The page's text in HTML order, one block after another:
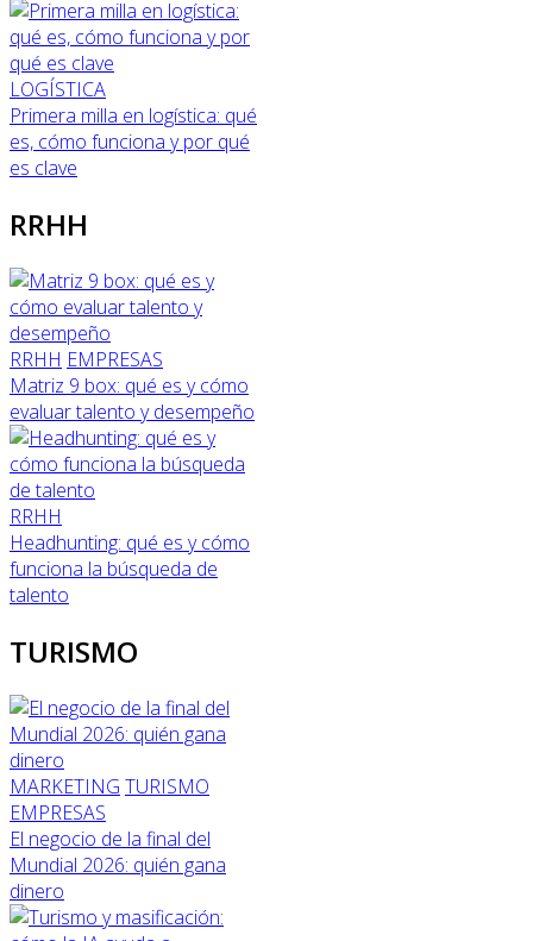
LOGÍSTICA
Primera milla en logística: qué
es, cómo funciona y por qué
es clave
RRHH
RRHH EMPRESAS
Matriz 9 box: qué es y cómo
evaluar talento y desempeño
RRHH
Headhunting: qué es y cómo
funciona la búsqueda de
talento
TURISMO
MARKETING TURISMO
EMPRESAS
El negocio de la final del
Mundial 2026: quién gana
dinero